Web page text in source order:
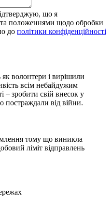
що я
положеннями щодо обробки
до політики конфіденційності
волонтери і вирішили
всім небайдужим
– зробити свій внесок у
від війни.
тому що виникла
ліміт відправлень